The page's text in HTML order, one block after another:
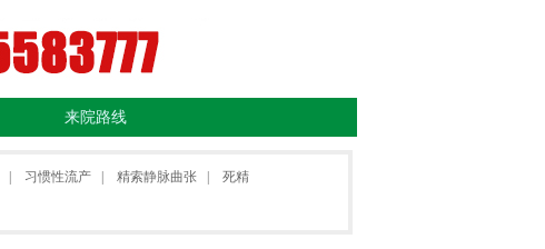
来院路线
习惯性流产 精索静脉曲张
死精